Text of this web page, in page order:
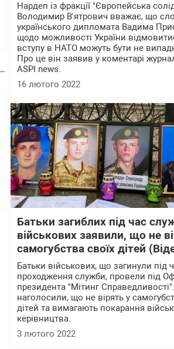
Нардеп із фракції "Європейська
Володимир В'ятрович вважає, що
українського дипломата Вадима
щодо можливості України
вступу в НАТО можуть бути не
Про це він заявив у коментарі
ASPI news.
16 лютого 2022
Батьки загиблих під час
військових заявили, що не
самогубства своїх дітей
Батьки військових, що загинули під
проходження служби, провели під
президента "Мітинг
наголосили, що не вірять у
дітей та вимагають покарання
керівництва.
3 лютого 2022